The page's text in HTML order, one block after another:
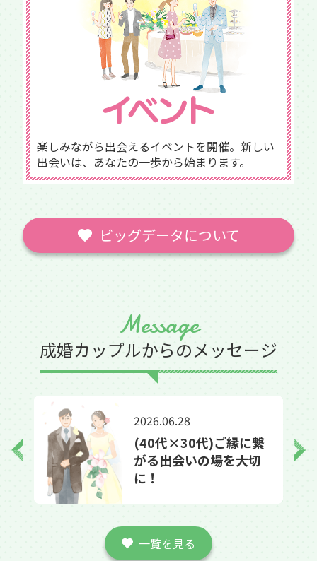
楽しみながら出会えるイベントを開催。新しい
出会いは、あなたの一歩から始まります。
ビッグデータについて
Message
成婚カップルからのメッセージ
2026.06.28
(40代×30代)ご縁に繋
がる出会いの場を大切
に！
一覧を見る